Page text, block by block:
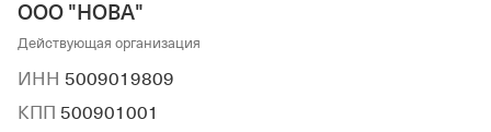
ООО "НОВА"
Действующая организация
ИНН 5009019809
КПП 500901001